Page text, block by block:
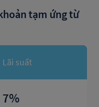
tạm ứng từ
Lãi suất
7%